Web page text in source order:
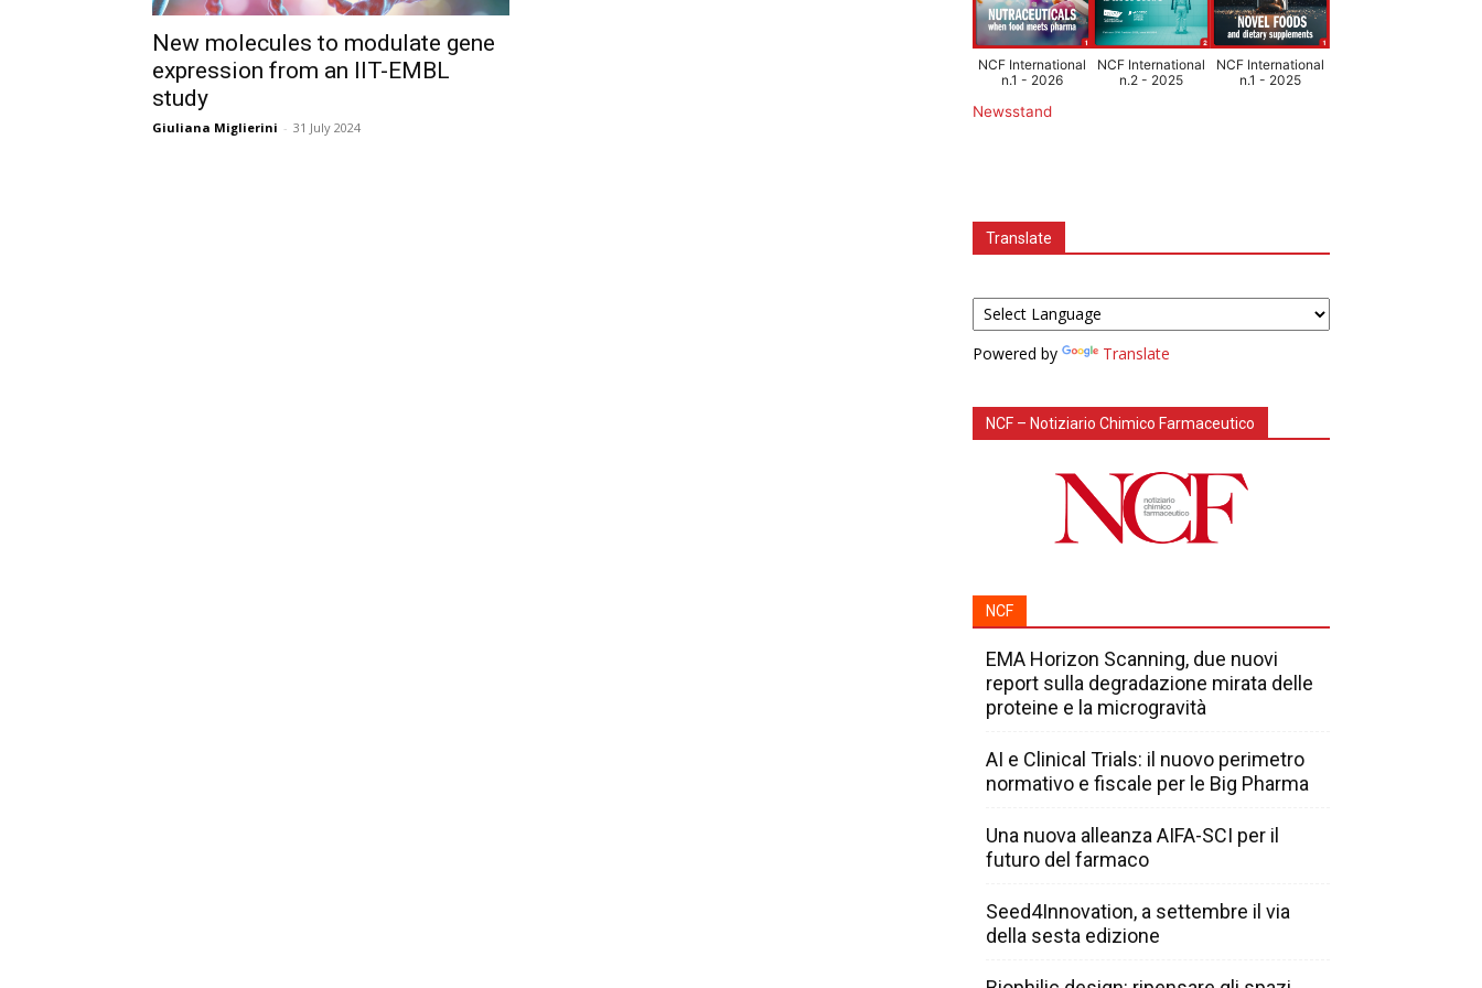
New molecules to modulate gene
expression from an IIT-EMBL
study
Giuliana Miglierini - 31 July 2024
NCF International
n.1 - 2026
NCF International
n.2 - 2025
NCF International
n.1 - 2025
Newsstand
Translate
Powered by Translate
NCF – Notiziario Chimico Farmaceutico
NCF
EMA Horizon Scanning, due nuovi
report sulla degradazione mirata delle
proteine e la microgravità
AI e Clinical Trials: il nuovo perimetro
normativo e fiscale per le Big Pharma
Una nuova alleanza AIFA-SCI per il
futuro del farmaco
Seed4Innovation, a settembre il via
della sesta edizione